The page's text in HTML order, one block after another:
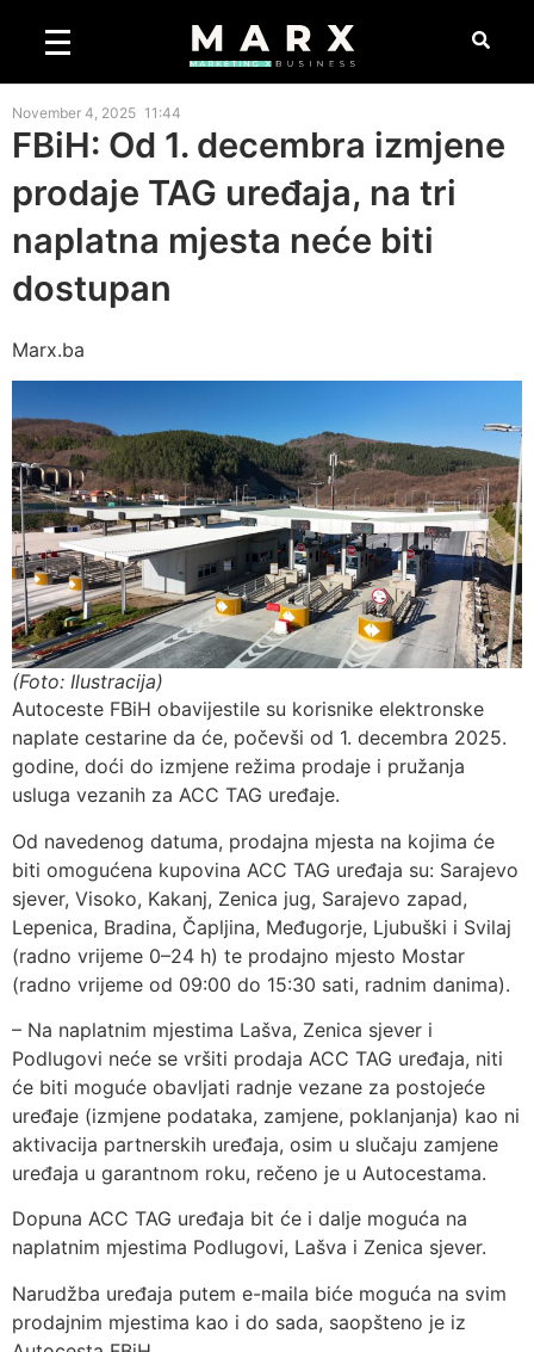
November 4, 2025 11:44
FBiH: Od 1. decembra izmjene
prodaje TAG uređaja, na tri
naplatna mjesta neće biti
dostupan
Marx.ba
(Foto: Ilustracija)
Autoceste FBiH obavijestile su korisnike elektronske
naplate cestarine da će, počevši od 1. decembra 2025.
godine, doći do izmjene režima prodaje i pružanja
usluga vezanih za ACC TAG uređaje.
Od navedenog datuma, prodajna mjesta na kojima će
biti omogućena kupovina ACC TAG uređaja su: Sarajevo
sjever, Visoko, Kakanj, Zenica jug, Sarajevo zapad,
Lepenica, Bradina, Čapljina, Međugorje, Ljubuški i Svilaj
(radno vrijeme 0–24 h) te prodajno mjesto Mostar
(radno vrijeme od 09:00 do 15:30 sati, radnim danima).
– Na naplatnim mjestima Lašva, Zenica sjever i
Podlugovi neće se vršiti prodaja ACC TAG uređaja, niti
će biti moguće obavljati radnje vezane za postojeće
uređaje (izmjene podataka, zamjene, poklanjanja) kao ni
aktivacija partnerskih uređaja, osim u slučaju zamjene
uređaja u garantnom roku, rečeno je u Autocestama.
Dopuna ACC TAG uređaja bit će i dalje moguća na
naplatnim mjestima Podlugovi, Lašva i Zenica sjever.
Narudžba uređaja putem e-maila biće moguća na svim
prodajnim mjestima kao i do sada, saopšteno je iz